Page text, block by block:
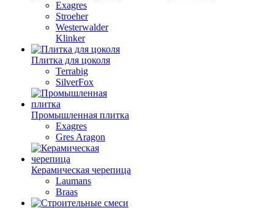
Exagres
Stroeher
Westerwalder
Klinker
Плитка для цоколя
Terrabig
SilverFox
Промышленная плитка
Exagres
Gres Aragon
Керамическая черепица
Laumans
Braas